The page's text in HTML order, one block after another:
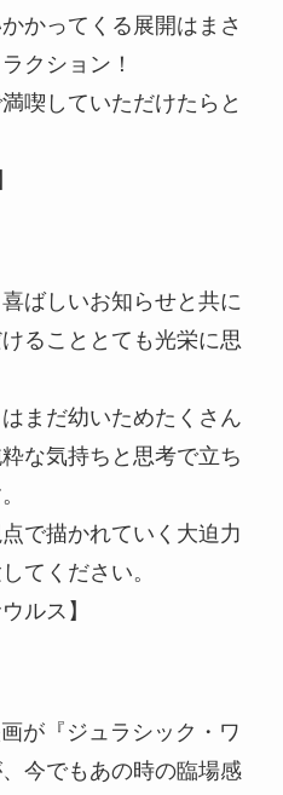
かってくる展開はまさ
クション！
喫していただけたらと
ばしいお知らせと共に
ることとても光栄に思
まだ幼いためたくさん
な気持ちと思考で立ち
で描かれていく大迫力
てください。
ルス】
が『ジュラシック・ワ
今でもあの時の臨場感